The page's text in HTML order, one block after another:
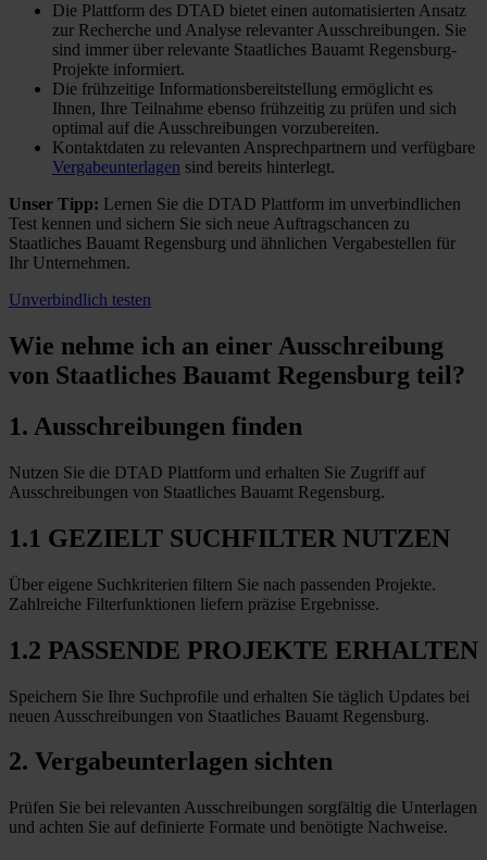
Die Plattform des DTAD bietet einen automatisierten Ansatz
zur Recherche und Analyse relevanter Ausschreibungen. Sie
sind immer über relevante Staatliches Bauamt Regensburg-
Projekte informiert.
Die frühzeitige Informationsbereitstellung ermöglicht es
Ihnen, Ihre Teilnahme ebenso frühzeitig zu prüfen und sich
optimal auf die Ausschreibungen vorzubereiten.
Kontaktdaten zu relevanten Ansprechpartnern und verfügbare
Vergabeunterlagen sind bereits hinterlegt.
Unser Tipp: Lernen Sie die DTAD Plattform im unverbindlichen
Test kennen und sichern Sie sich neue Auftragschancen zu
Staatliches Bauamt Regensburg und ähnlichen Vergabestellen für
Ihr Unternehmen.
Unverbindlich testen
Wie nehme ich an einer Ausschreibung
von Staatliches Bauamt Regensburg teil?
1. Ausschreibungen finden
Nutzen Sie die DTAD Plattform und erhalten Sie Zugriff auf
Ausschreibungen von Staatliches Bauamt Regensburg.
1.1 GEZIELT SUCHFILTER NUTZEN
Über eigene Suchkriterien filtern Sie nach passenden Projekte.
Zahlreiche Filterfunktionen liefern präzise Ergebnisse.
1.2 PASSENDE PROJEKTE ERHALTEN
Speichern Sie Ihre Suchprofile und erhalten Sie täglich Updates bei
neuen Ausschreibungen von Staatliches Bauamt Regensburg.
2. Vergabeunterlagen sichten
Prüfen Sie bei relevanten Ausschreibungen sorgfältig die Unterlagen
und achten Sie auf definierte Formate und benötigte Nachweise.